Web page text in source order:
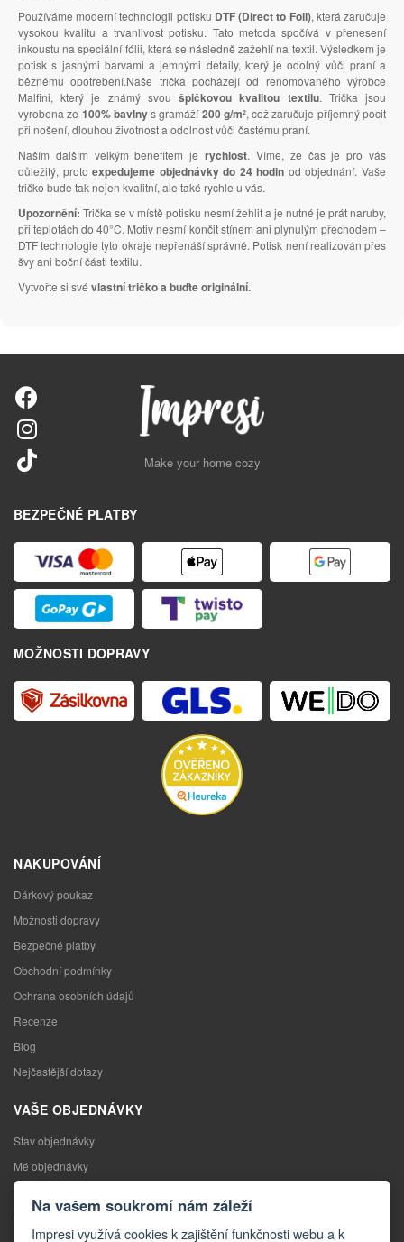
Používáme moderní technologii potisku DTF (Direct to Foil), která zaručuje
vysokou kvalitu a trvanlivost potisku. Tato metoda spočívá v přenesení
inkoustu na speciální fólii, která se následně zažehlí na textil. Výsledkem je
potisk s jasnými barvami a jemnými detaily, který je odolný vůči praní a
běžnému opotřebení.Naše trička pocházejí od renomovaného výrobce
Malfini, který je známý svoušpičkovou kvalitou textilu. Trička jsou
vyrobena ze 100% bavlnys gramáží200 g/m², což zaručuje příjemný pocit
při nošení, dlouhou životnost a odolnost vůči častému praní.
Naším dalším velkým benefitem jerychlost. Víme, že čas je pro vás
důležitý, protoexpedujeme objednávky do 24 hodin od objednání. Vaše
tričko bude tak nejen kvalitní, ale také rychle u vás.
Upozornění: Trička se v místě potisku nesmí žehlit a je nutné je prát naruby,
při teplotách do 40°C. Motiv nesmí končit stínem ani plynulým přechodem –
DTF technologie tyto okraje nepřenáší správně. Potisk není realizován přes
švy ani boční části textilu.
Vytvořte si své vlastní tričko a buďte originální.
Make your home cozy
BEZPEČNÉ PLATBY
MOŽNOSTI DOPRAVY
NAKUPOVÁNÍ
Dárkový poukaz
Možnosti dopravy
Bezpečné platby
Obchodní podmínky
Ochrana osobních údajů
Recenze
Blog
Nejčastější dotazy
VAŠE OBJEDNÁVKY
Stav objednávky
Mé objednávky
Výměna zboží
Odstoupení od kupní smlouvy
Na vašem soukromí nám záleží
Impresi využívá cookies k zajištění funkčnosti webu a k